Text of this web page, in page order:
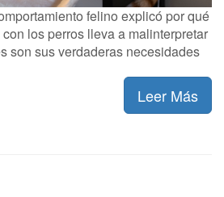
felino explicó por qué
los perros lleva a malinterpretar
son sus verdaderas necesidades
Leer Más